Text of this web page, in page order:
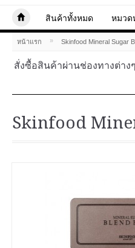
สินค้าทั้งหมด หมวด
หน้าแรก » Skinfood Mineral Sugar
สั่งซื้อสินค้าผ่านช่องทางต่างๆ
Skinfood